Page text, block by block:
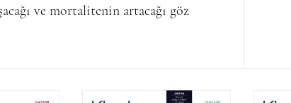
ve mortalitenin artacağı göz